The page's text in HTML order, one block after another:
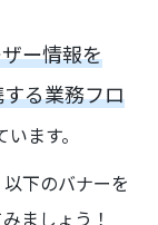
ー情報を
る業務フロ
ます。
下のバナーを
ましょう！